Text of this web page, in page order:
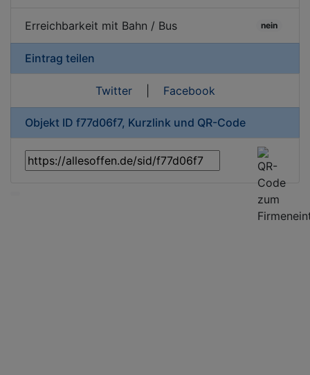
Erreichbarkeit mit Bahn / Bus nein
Eintrag teilen
Twitter| Facebook
Objekt ID f77d06f7, Kurzlink und QR-Code